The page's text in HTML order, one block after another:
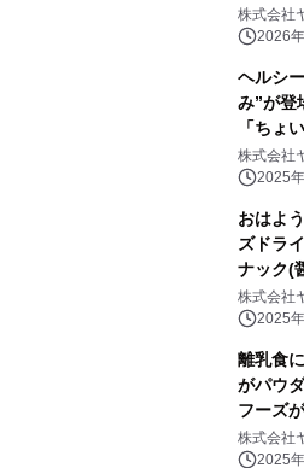
発売
株式会社
2026
ヘルシ
み”が登
「ちょ
発売
株式会社
2025
おはよ
ズドラ
ナック(
販売開始
株式会社
2025
離乳食
がパウ
フーズ
を 3月1
株式会社
2025